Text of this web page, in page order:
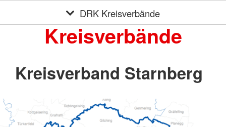
DRK Kreisverbände
Kreisverbände
Kreisverband Starnberg